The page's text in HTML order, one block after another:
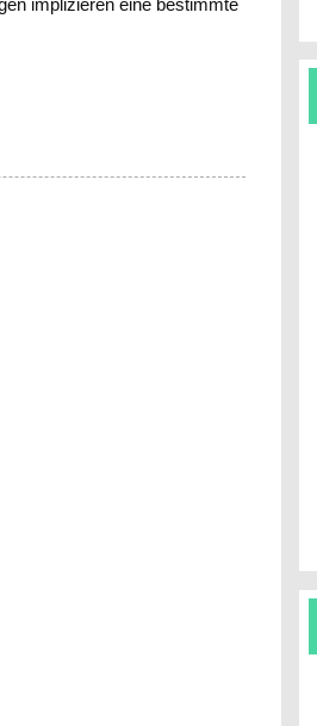
implizieren eine bestimmte